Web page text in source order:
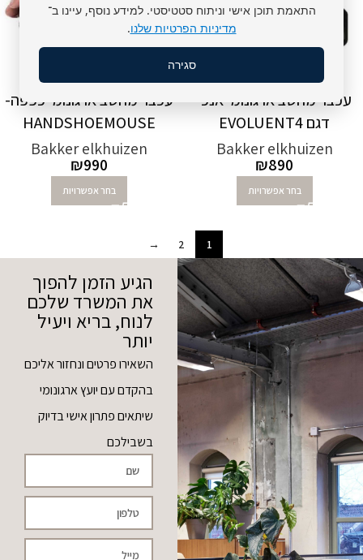
התאמת תוכן אישי וניתוח סטטיסטי. למידע נוסף, עיינו ב־
מדיניות הפרטיות שלנו.
סגירה
עכבר מחשב ארגונומי אנכי
דגם EVOLUENT4
Bakker elkhuizen
₪890
בחר אפשרויות
עכבר מחשב ארגונומי כפפה-
HANDSHOEMOUSE
Bakker elkhuizen
₪990
בחר אפשרויות
1
2
→
הגיע הזמן להפוך
את המשרד שלכם
לנוח, בריא ויעיל
יותר
השאירו פרטים ונחזור אליכם
בהקדם עם יועץ ארגונומי
שיתאים פתרון אישי בדיוק
בשבילכם